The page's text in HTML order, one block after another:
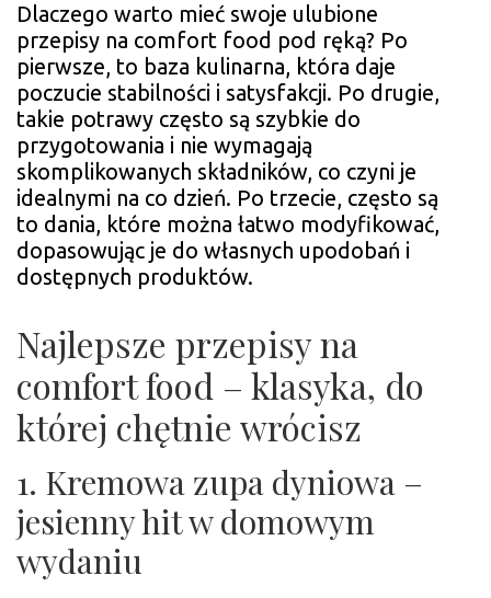
Dlaczego warto mieć swoje ulubione
przepisy na comfort food pod ręką? Po
pierwsze, to baza kulinarna, która daje
poczucie stabilności i satysfakcji. Po drugie,
takie potrawy często są szybkie do
przygotowania i nie wymagają
skomplikowanych składników, co czyni je
idealnymi na co dzień. Po trzecie, często są
to dania, które można łatwo modyfikować,
dopasowując je do własnych upodobań i
dostępnych produktów.
Najlepsze przepisy na
comfort food – klasyka, do
której chętnie wrócisz
1. Kremowa zupa dyniowa –
jesienny hit w domowym
wydaniu